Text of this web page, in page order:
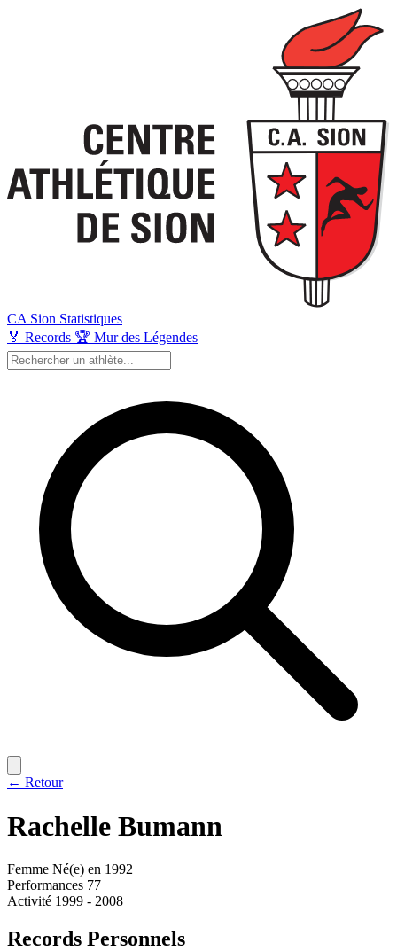
CA Sion Statistiques
🏅 Records 🏆 Mur des Légendes
← Retour
Rachelle Bumann
Femme Né(e) en 1992
Performances 77
Activité 1999 - 2008
Records Personnels